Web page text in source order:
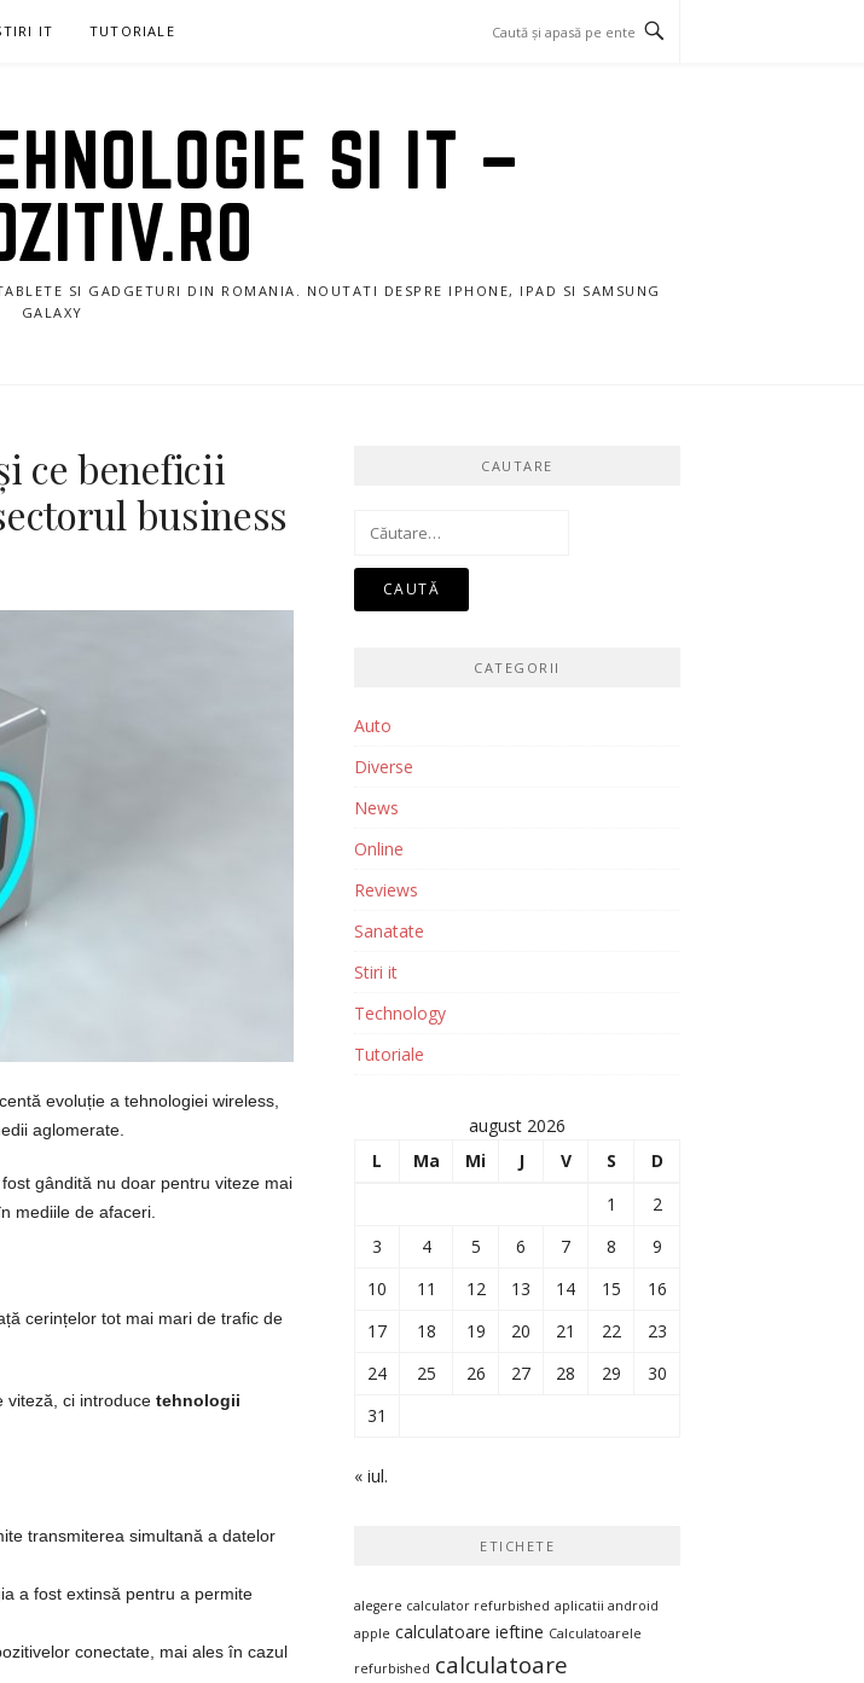
IT TUTORIALE
SI IT –
SI GADGETURI DIN ROMANIA. NOUTATI DESPRE IPHONE, IPAD SI SAMSUNG
GALAXY
ce beneficii
business
evoluție a tehnologiei wireless,
aglomerate.
gândită nu doar pentru viteze mai
mediile de afaceri.
cerințelor tot mai mari de trafic de
viteză, ci introduce tehnologii
transmiterea simultană a datelor
a fost extinsă pentru a permite
conectate, mai ales în cazul
CAUTARE
Caută
CATEGORII
Auto
Diverse
News
Online
Reviews
Sanatate
Stiri it
Technology
Tutoriale
august 2026
L
Ma Mi J V S
D
1
2
3
4 5 6 7 8
9
10
11 12 13 14 15
16
17
18 19 20 21 22
23
24
25 26 27 28 29
30
31
« iul.
ETICHETE
alegere calculator refurbished aplicatii android
apple calculatoare ieftine Calculatoarele
refurbished calculatoare